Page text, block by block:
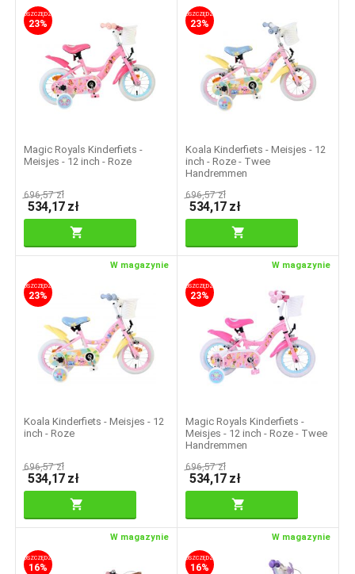
OSZCZĘDZASZ
23%
Magic Royals Kinderfiets -
Meisjes - 12 inch - Roze
696,57 zł
534,17 zł
OSZCZĘDZASZ
23%
Koala Kinderfiets - Meisjes - 12
inch - Roze - Twee
Handremmen
696,57 zł
534,17 zł
W magazynie
OSZCZĘDZASZ
23%
Koala Kinderfiets - Meisjes - 12
inch - Roze
696,57 zł
534,17 zł
W magazynie
OSZCZĘDZASZ
23%
Magic Royals Kinderfiets -
Meisjes - 12 inch - Roze - Twee
Handremmen
696,57 zł
534,17 zł
W magazynie
OSZCZĘDZASZ
16%
W magazynie
OSZCZĘDZASZ
16%